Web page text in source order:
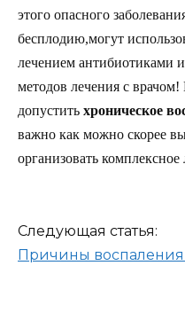
этого опасного
бесплодию,могут
лечением антибиотиками
методов лечения с врачом!
допустить хроническое
важно как можно скорее
организовать комплексное
Следующая статья:
Причины